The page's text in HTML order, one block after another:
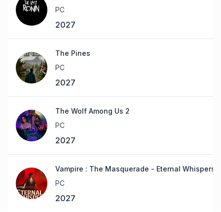
PC
2027
The Pines
PC
2027
The Wolf Among Us 2
PC
2027
Vampire : The Masquerade - Eternal Whispers
PC
2027